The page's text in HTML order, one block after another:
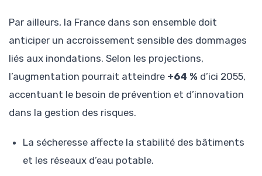
Par ailleurs, la France dans son ensemble doit
anticiper un accroissement sensible des dommages
liés aux inondations. Selon les projections,
l’augmentation pourrait atteindre +64 % d’ici 2055,
accentuant le besoin de prévention et d’innovation
dans la gestion des risques.
La sécheresse affecte la stabilité des bâtiments
et les réseaux d’eau potable.